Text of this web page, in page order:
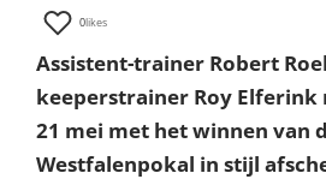
Groundhopverhalen
De fans
Achtergrond
0likes
Assistent-trainer Robert
keeperstrainer Roy Elferink
21 mei met het winnen van
Westfalenpokal in stijl